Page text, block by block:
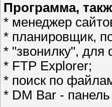
Программа,
* менеджер
* планировщик,
* "звонилку", для
* FTP Explorer;
* поиск по
* DM Bar -